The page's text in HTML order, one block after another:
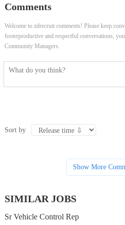
Comments
Welcome to zdrecruit comments! Please keep
fosterproductive and respectful conversations,
Community Managers.
Sort by
Show More
SIMILAR JOBS
Sr Vehicle Control Rep